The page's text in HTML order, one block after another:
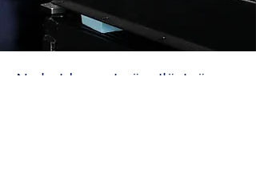
Ne kujdesemi për cilësinë